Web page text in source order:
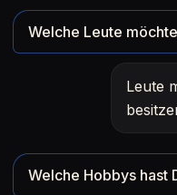
Welche Leute
Leute
Welche Hobbys hast